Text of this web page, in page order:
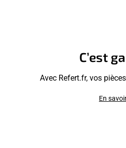
C’est
Avec Refert.fr, vos
En